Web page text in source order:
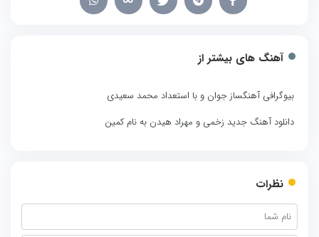
آهنگ های بیشتر از
بیوگرافی آهنگساز جوان و با استعداد محمد سعیدی
دانلود آهنگ جدید زخمی و مهراد هیدن به نام کمین
نظرات